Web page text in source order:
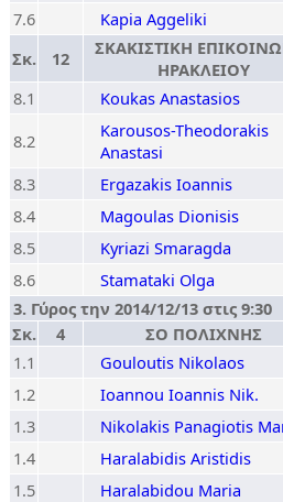
7.6
Kapia Aggeliki
Σκ.
12
ΣΚΑΚΙΣΤΙΚΗ
ΗΡΑΚΛΕΙΟΥ
8.1
Koukas Anastasios
8.2
Karousos-Theodorakis
Anastasi
8.3
Ergazakis Ioannis
8.4
Magoulas Dionisis
8.5
Kyriazi Smaragda
8.6
Stamataki Olga
3. Γύρος την 2014/12/13 στις 9:30
Σκ.
4 ΣΟ ΠΟΛΙΧΝΗΣ
1.1
Gouloutis Nikolaos
1.2
Ioannou Ioannis Nik.
1.3
Nikolakis Panagiotis
1.4
Haralabidis Aristidis
1.5
Haralabidou Maria